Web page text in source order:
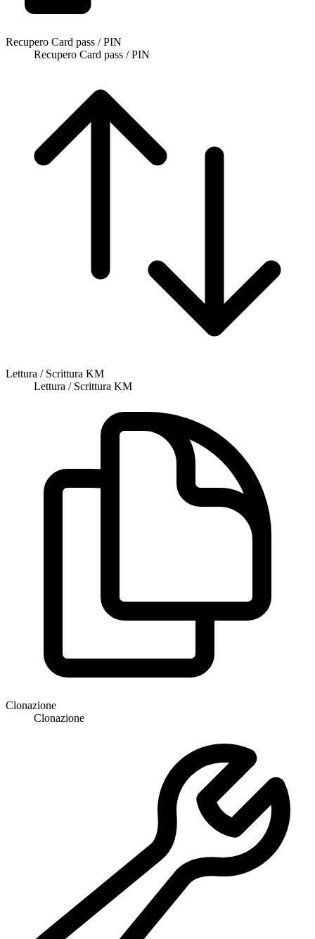
Recupero Card pass / PIN
Recupero Card pass / PIN
Lettura / Scrittura KM
Lettura / Scrittura KM
Clonazione
Clonazione